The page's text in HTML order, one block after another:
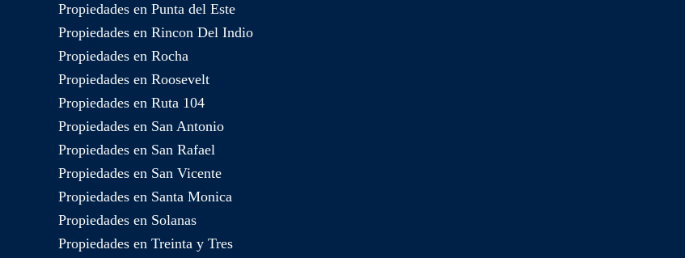
Propiedades en Punta del Este
Propiedades en Rincon Del Indio
Propiedades en Rocha
Propiedades en Roosevelt
Propiedades en Ruta 104
Propiedades en San Antonio
Propiedades en San Rafael
Propiedades en San Vicente
Propiedades en Santa Monica
Propiedades en Solanas
Propiedades en Treinta y Tres